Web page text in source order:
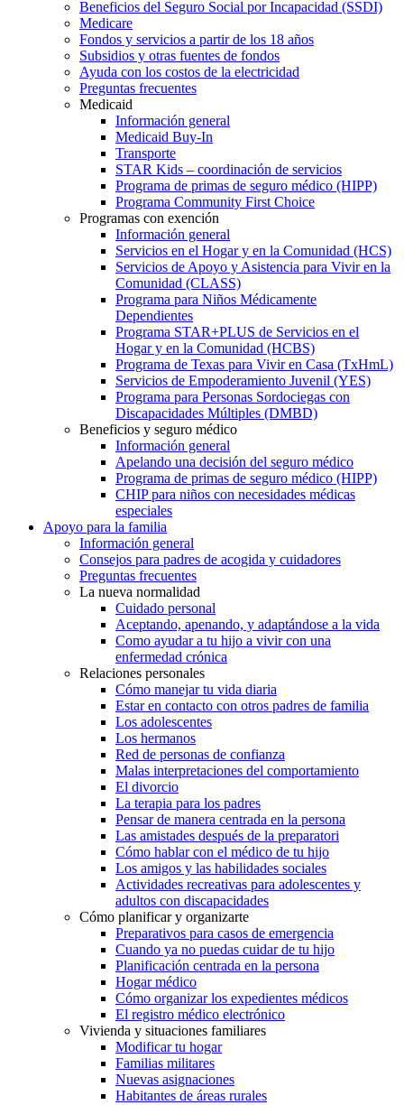
Beneficios del Seguro Social por Incapacidad (SSDI)
Medicare
Fondos y servicios a partir de los 18 años
Subsidios y otras fuentes de fondos
Ayuda con los costos de la electricidad
Preguntas frecuentes
Medicaid
Información general
Medicaid Buy-In
Transporte
STAR Kids – coordinación de servicios
Programa de primas de seguro médico (HIPP)
Programa Community First Choice
Programas con exención
Información general
Servicios en el Hogar y en la Comunidad (HCS)
Servicios de Apoyo y Asistencia para Vivir en la
Comunidad (CLASS)
Programa para Niños Médicamente
Dependientes
Programa STAR+PLUS de Servicios en el
Hogar y en la Comunidad (HCBS)
Programa de Texas para Vivir en Casa (TxHmL)
Servicios de Empoderamiento Juvenil (YES)
Programa para Personas Sordociegas con
Discapacidades Múltiples (DMBD)
Beneficios y seguro médico
Información general
Apelando una decisión del seguro médico
Programa de primas de seguro médico (HIPP)
CHIP para niños con necesidades médicas
especiales
Apoyo para la familia
Información general
Consejos para padres de acogida y cuidadores
Preguntas frecuentes
La nueva normalidad
Cuidado personal
Aceptando, apenando, y adaptándose a la vida
Como ayudar a tu hijo a vivir con una
enfermedad crónica
Relaciones personales
Cómo manejar tu vida diaria
Estar en contacto con otros padres de familia
Los adolescentes
Los hermanos
Red de personas de confianza
Malas interpretaciones del comportamiento
El divorcio
La terapia para los padres
Pensar de manera centrada en la persona
Las amistades después de la preparatori
Cómo hablar con el médico de tu hijo
Los amigos y las habilidades sociales
Actividades recreativas para adolescentes y
adultos con discapacidades
Cómo planificar y organizarte
Preparativos para casos de emergencia
Cuando ya no puedas cuidar de tu hijo
Planificación centrada en la persona
Hogar médico
Cómo organizar los expedientes médicos
El registro médico electrónico
Vivienda y situaciones familiares
Modificar tu hogar
Familias militares
Nuevas asignaciones
Habitantes de áreas rurales